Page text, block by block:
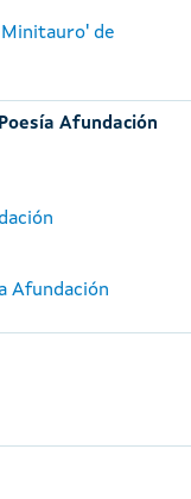
de
Afundación
Afundación